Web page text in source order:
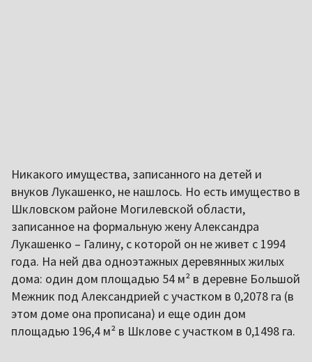
Никакого имущества, записанного на детей и
внуков Лукашенко, не нашлось. Но есть имущество в
Шкловском районе Могилевской области,
записанное на формальную жену Александра
Лукашенко – Галину, с которой он не живет с 1994
года. На ней два одноэтажных деревянных жилых
дома: один дом площадью 54 м² в деревне Большой
Межник под Александрией с участком в 0,2078 га (в
этом доме она прописана) и еще один дом
площадью 196,4 м² в Шклове с участком в 0,1498 га.